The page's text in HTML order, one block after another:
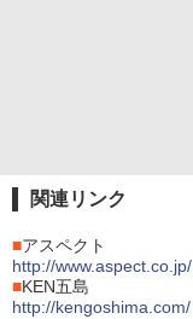
関連リンク
■アスペクト
http://www.aspect.co.jp/
■KEN五島
http://kengoshima.com/